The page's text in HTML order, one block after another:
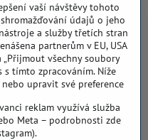
DOMLUVĚ
vaší návštěvy tohoto
údajů o jeho
a služby třetích stran
partnerům v EU, USA
všechny soubory
tímto zpracováním. Níže
upravit své preference
reklam využívá služba
Meta – podrobnosti zde